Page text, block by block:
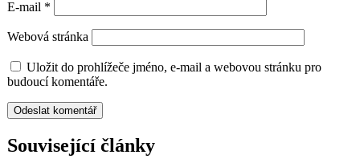
E-mail *
Webová stránka
Uložit do prohlížeče jméno, e-mail a webovou stránku pro
budoucí komentáře.
Související články